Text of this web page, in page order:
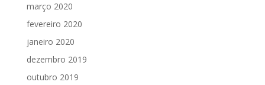
março 2020
fevereiro 2020
janeiro 2020
dezembro 2019
outubro 2019